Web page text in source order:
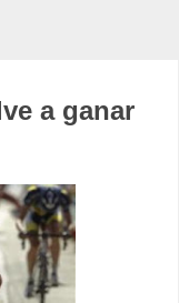
a ganar